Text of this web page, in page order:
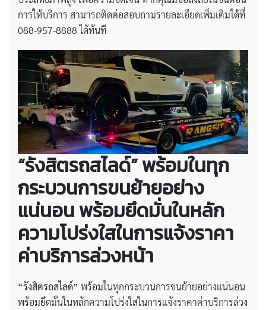
การให้บริการ สามารถติดต่อสอบถามรายละเอียดเพิ่มเติมได้ที่
088-957-8888 ได้ทันที
“รังสิตรถสไลด์” พร้อมในทุก
กระบวนการขนย้ายอย่าง
แน่นอน พร้อมยึดมั่นในหลัก
ความโปร่งใสในการแจ้งราคา
ค่าบริการล่วงหน้า
“รังสิตรถสไลด์” พร้อมในทุกกระบวนการขนย้ายอย่างแน่นอน
พร้อมยึดมั่นในหลักความโปร่งใสในการแจ้งราคาค่าบริการล่วง